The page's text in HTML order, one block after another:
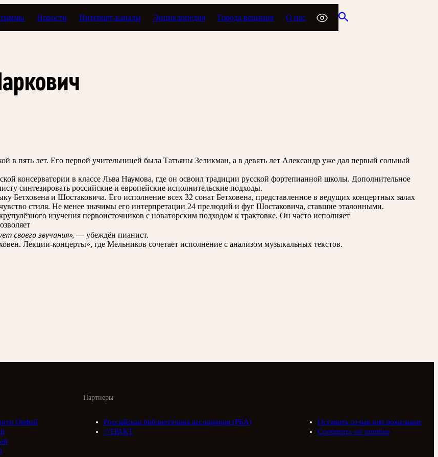
Новости Интернет-каналы Энциклопедия Города вещания О нас
в пять лет. Его первой учительницей была Татьяны Зеликман, а в девять лет Александр уже дал первый сольный
консерватории в классе Льва Наумова, где он освоил традиции русской фортепианной школы. Дополнительное
синтезировать российские и европейские исполнительские подходы.
Бетховена и Шостаковича. Его исполнение всех 32 сонат Бетховена, представленное в ведущих концертных залах
стиля. Не менее значимы его интерпретации 24 прелюдий и фуг Шостаковича, ставшие эталонными.
изучения первоисточников с новаторским подходом к трактовке. Он часто исполняет
своего звучания», — убеждён пианист.
Лекции-концерты», где Мельников сочетает исполнение с анализом музыкальных текстов.
Орфей
Партнеры
Российская библиотечная ассоциация (РБА)
///ТРАКТ
Оставить отзыв или пожелание
Сообщить об ошибке